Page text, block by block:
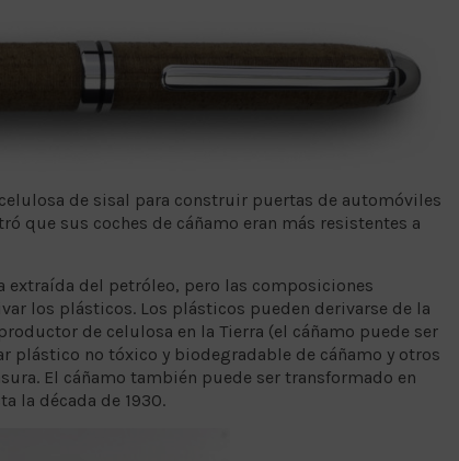
de sisal para construir puertas de automóviles
que sus coches de cáñamo eran más resistentes a
extraída del petróleo, pero las composiciones
los plásticos. Los plásticos pueden derivarse de la
de celulosa en la Tierra (el cáñamo puede ser
plástico no tóxico y biodegradable de cáñamo y otros
El cáñamo también puede ser transformado en
la década de 1930.